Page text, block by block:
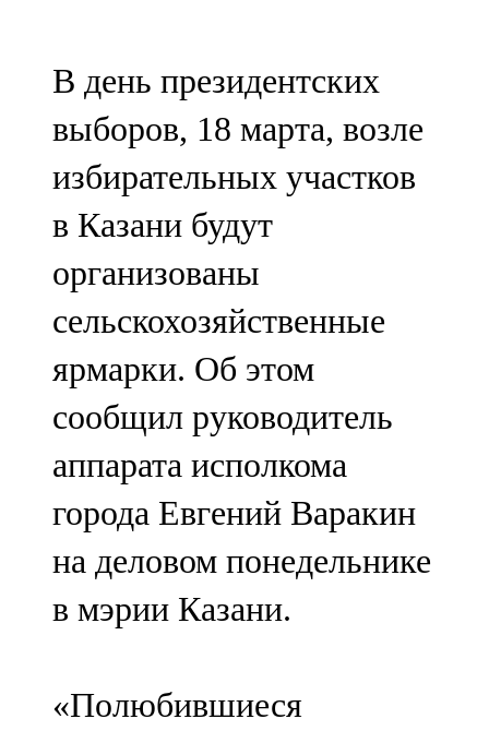
Минзәлә
107,3 FM
Мөслим
100,0 FM
Нурлат
104,7 FM
Олы Әтнә
71,42 FM
Сарман
107,8 FM
Теләче
106,1 FM
102,6 FM
В день президентских
выборов, 18 марта, возле
избирательных участков
в Казани будут
организованы
сельскохозяйственные
ярмарки. Об этом
сообщил руководитель
аппарата исполкома
города Евгений Варакин
на деловом понедельнике
в мэрии Казани.
«Полюбившиеся